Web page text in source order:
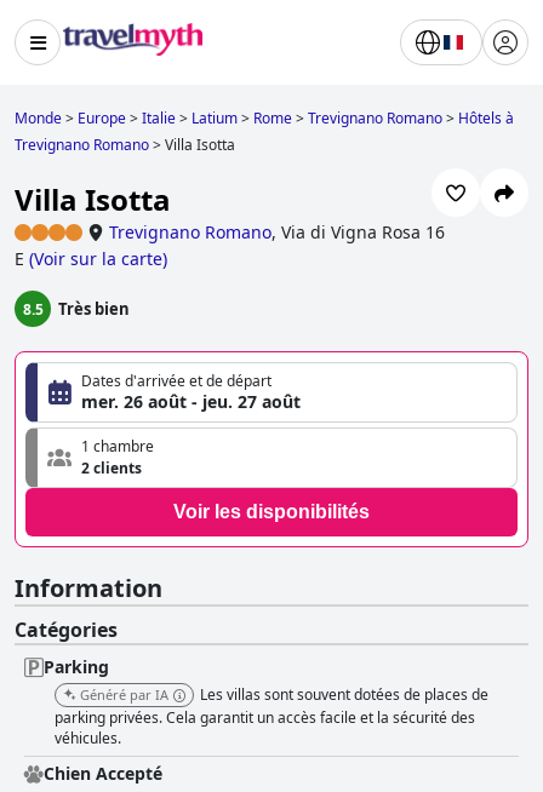
Monde> Europe>Italie> Latium> Rome>Trevignano Romano> Hôtels à
Trevignano Romano>Villa Isotta
Villa Isotta
Trevignano Romano, Via di Vigna Rosa 16
E (Voir sur la carte)
8.5 Très bien
Dates d'arrivée et de départ
mer. 26 août - jeu. 27 août
1 chambre
2 clients
Voir les disponibilités
Information
Catégories
Parking
Généré par IA
Les villas sont souvent dotées de places de
parking privées. Cela garantit un accès facile et la sécurité des
véhicules.
Chien Accepté